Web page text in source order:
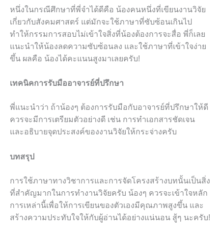
หนึ่งในกรณีศึกษาที่พี่จำได้ดีคือ น้องคนหนึ่งที่เขียนงานวิจัย
เกี่ยวกับสังคมศาสตร์ แต่มักจะใช้ภาษาที่ซับซ้อนเกินไป
ทำให้กรรมการสอบไม่เข้าใจสิ่งที่น้องต้องการจะสื่อ พี่ก็เลย
แนะนำให้น้องลดความซับซ้อนลง และใช้ภาษาที่เข้าใจง่าย
ขึ้น ผลคือ น้องได้คะแนนสูงมาเลยครับ!
เทคนิคการรับมืออาจารย์ที่ปรึกษา
พี่แนะนำว่า ถ้าน้องๆ ต้องการรับมือกับอาจารย์ที่ปรึกษาให้ดี
ควรจะมีการเตรียมตัวอย่างดี เช่น การทำเอกสารชัดเจน
และอธิบายจุดประสงค์ของงานวิจัยให้กระจ่างครับ
บทสรุป
การใช้ภาษาทางวิชาการและการจัดโครงสร้างบทนั้นเป็นสิ่ง
ที่สำคัญมากในการทำงานวิจัยครับ น้องๆ ควรจะเข้าใจหลัก
การเหล่านี้เพื่อให้การเขียนของตัวเองมีคุณภาพสูงขึ้น และ
สร้างความประทับใจให้กับผู้อ่านได้อย่างแน่นอน สู้ๆ นะครับ!